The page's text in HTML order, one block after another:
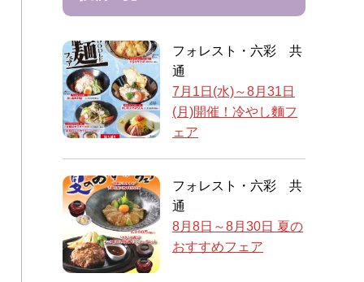
フォレスト・六彩 共
通
7月1日(水)～8月31日
(月)開催！冷やし麵フ
ェア
フォレスト・六彩 共
通
8月8日～8月30日 夏の
おすすめフェア